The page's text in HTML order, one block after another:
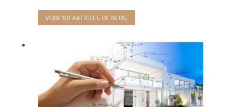
VOIR 101 ARTICLES DE BLOG